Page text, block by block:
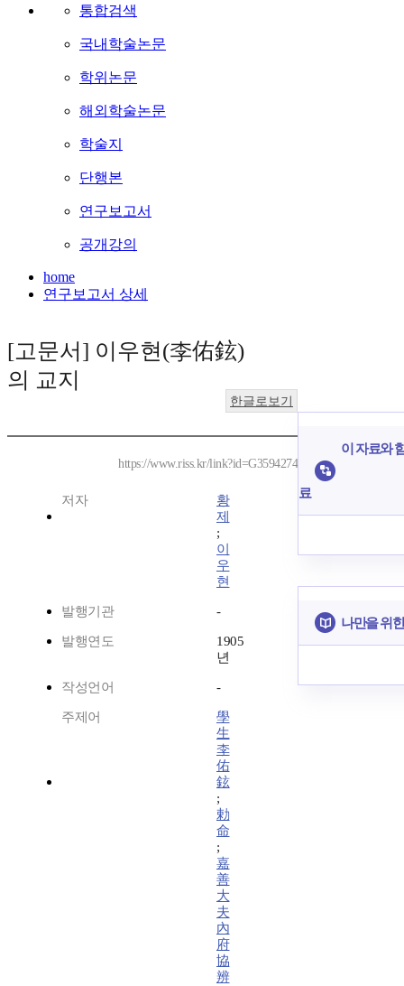
통합검색
국내학술논문
학위논문
해외학술논문
학술지
단행본
연구보고서
공개강의
home
연구보고서 상세
[고문서] 이우현(李佑鉉)
의 교지
한글로보기
https://www.riss.kr/link?id=G3594274
저자
황
제
;
이
우
현
발행기관 -
발행연도
1905
년
작성언어 -
주제어
學
生
李
佑
鉉
;
勅
命
;
嘉
善
大
夫
內
府
協
辨
이 자료와
료
나만을 위